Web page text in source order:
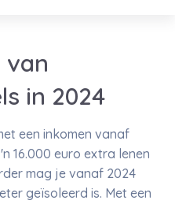
van
in 2024
een inkomen vanaf
16.000 euro extra lenen
mag je vanaf 2024
geïsoleerd is. Met een